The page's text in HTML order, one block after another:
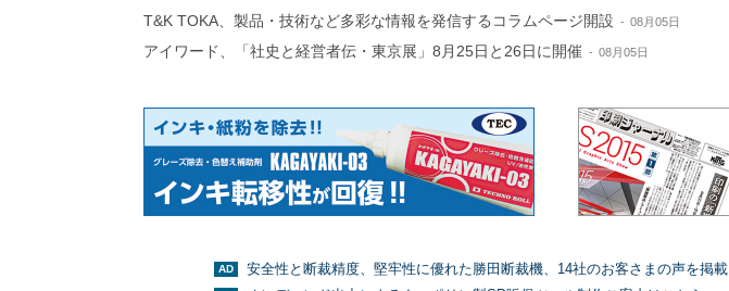
T&K TOKA、製品・技術など多彩な情報を発信するコラムページ開設 08月05日
アイワード、「社史と経営者伝・東京展」8月25日と26日に開催 08月05日
安全性と断裁精度、堅牢性に優れた勝田断裁機、14社のお客さまの声を掲載